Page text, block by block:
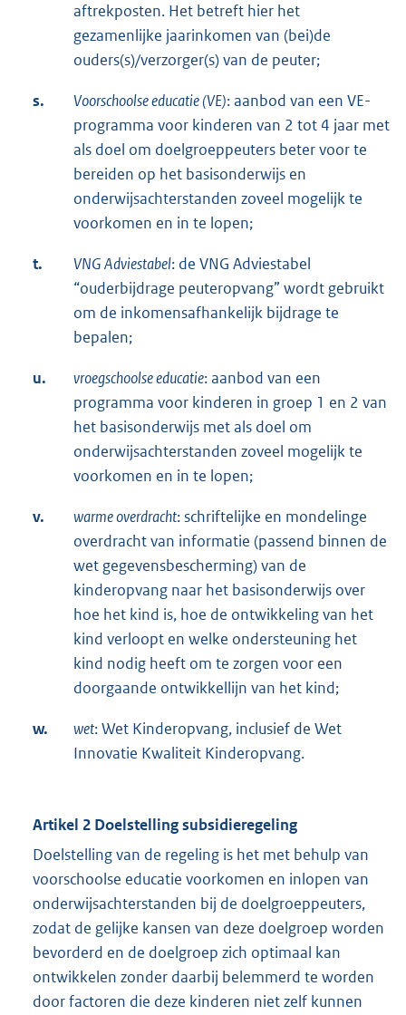
aftrekposten. Het betreft hier het
gezamenlijke jaarinkomen van (bei)de
ouders(s)/verzorger(s) van de peuter;
s. Voorschoolse educatie (VE): aanbod van een VE-
programma voor kinderen van 2 tot 4 jaar met
als doel om doelgroeppeuters beter voor te
bereiden op het basisonderwijs en
onderwijsachterstanden zoveel mogelijk te
voorkomen en in te lopen;
t. VNG Adviestabel: de VNG Adviestabel
“ouderbijdrage peuteropvang” wordt gebruikt
om de inkomensafhankelijk bijdrage te
bepalen;
u. vroegschoolse educatie: aanbod van een
programma voor kinderen in groep 1 en 2 van
het basisonderwijs met als doel om
onderwijsachterstanden zoveel mogelijk te
voorkomen en in te lopen;
v. warme overdracht: schriftelijke en mondelinge
overdracht van informatie (passend binnen de
wet gegevensbescherming) van de
kinderopvang naar het basisonderwijs over
hoe het kind is, hoe de ontwikkeling van het
kind verloopt en welke ondersteuning het
kind nodig heeft om te zorgen voor een
doorgaande ontwikkellijn van het kind;
w. wet: Wet Kinderopvang, inclusief de Wet
Innovatie Kwaliteit Kinderopvang.
Artikel 2 Doelstelling subsidieregeling
Doelstelling van de regeling is het met behulp van
voorschoolse educatie voorkomen en inlopen van
onderwijsachterstanden bij de doelgroeppeuters,
zodat de gelijke kansen van deze doelgroep worden
bevorderd en de doelgroep zich optimaal kan
ontwikkelen zonder daarbij belemmerd te worden
door factoren die deze kinderen niet zelf kunnen